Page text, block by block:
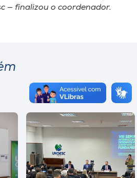
— finalizou o coordenador.